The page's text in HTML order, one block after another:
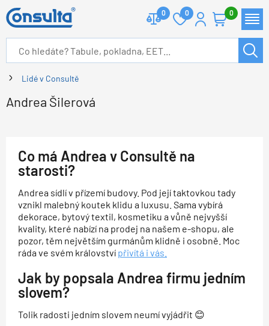
0 0 0
Lidé v Consultě
Andrea Šilerová
Co má Andrea v Consultě na
starosti?
Andrea sídlí v přízemí budovy. Pod její taktovkou tady
vznikl malebný koutek klidu a luxusu. Sama vybírá
dekorace, bytový textil, kosmetiku a vůně nejvyšší
kvality, které nabízí na prodej na našem e-shopu, ale
pozor, těm největším gurmánům klidně i osobně. Moc
ráda ve svém království přivítá i vás.
Jak by popsala Andrea firmu jedním
slovem?
Tolik radosti jedním slovem neumí vyjádřit 😊